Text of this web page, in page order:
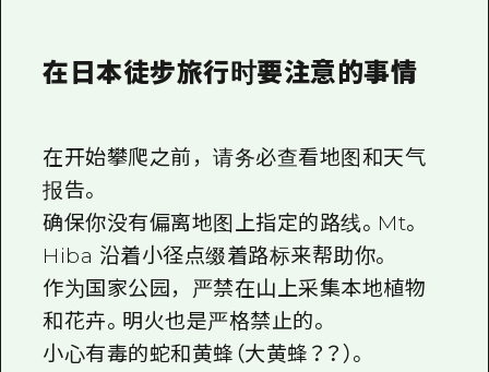
在日本徒步旅行时要注意的事情
在开始攀爬之前，请务必查看地图和天气
报告。
确保你没有偏离地图上指定的路线。Mt。
Hiba 沿着小径点缀着路标来帮助你。
作为国家公园，严禁在山上采集本地植物
和花卉。明火也是严格禁止的。
小心有毒的蛇和黄蜂（大黄蜂？？）。